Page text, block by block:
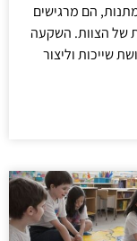
הם מרגישים
של הצוות. השקעה
שייכות וליצור